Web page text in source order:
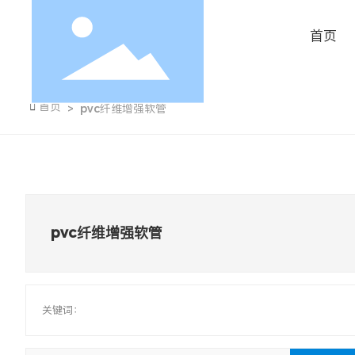
首页
 首页 pvc纤维增强软管
pvc纤维增强软管
关键词：